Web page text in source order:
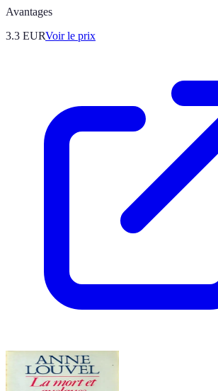
Avantages
3.3 EURVoir le prix